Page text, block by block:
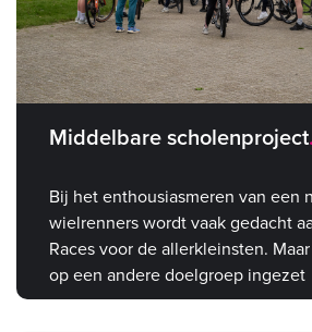
Middelbare scholenproject
Bij het enthousiasmeren van een
wielrenners wordt vaak gedacht
Races voor de allerkleinsten.
op een andere doelgroep ingezet